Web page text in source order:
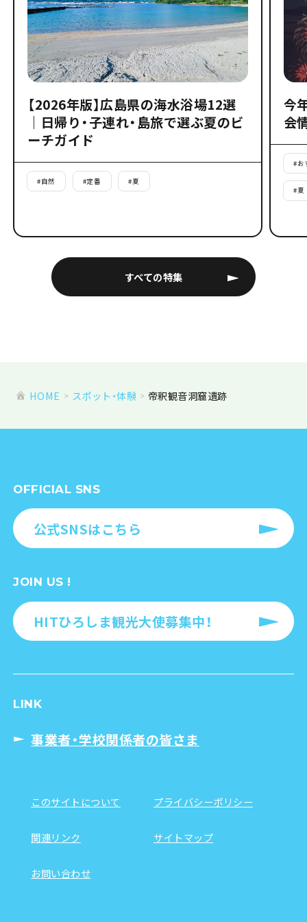
すべての特集
【2026年版】広島県の海水浴場12選
｜日帰り・子連れ・島旅で選ぶ夏のビ
ーチガイド
#自然 #定番 #夏
今
会
#お
#夏
HOME スポット・体験 帝釈観音洞窟遺跡
OFFICIAL SNS
公式SNSはこちら
JOIN US !
HITひろしま観光大使募集中！
LINK
事業者・学校関係者の皆さま
このサイトについて プライバシーポリシー
関連リンク サイトマップ
お問い合わせ